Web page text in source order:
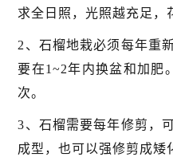
求全日照，光照越充足，
2、石榴地栽必须每年重
要在1~2年内换盆和加肥
次。
3、石榴需要每年修剪，
成型，也可以强修剪成矮